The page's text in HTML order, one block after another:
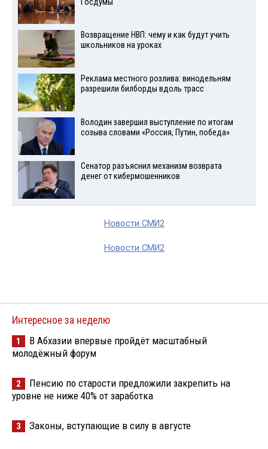
Возвращение НВП: чему и как будут учить
школьников на уроках
Реклама местного розлива: винодельням
разрешили билборды вдоль трасс
Володин завершил выступление по итогам
созыва словами «Россия, Путин, победа»
Сенатор разъяснил механизм возврата
денег от кибермошенников
Новости СМИ2
Новости СМИ2
Интересное за неделю
1
В Абхазии впервые пройдёт масштабный
молодёжный форум
2
Пенсию по старости предложили закрепить на
уровне не ниже 40% от заработка
3 Законы, вступающие в силу в августе